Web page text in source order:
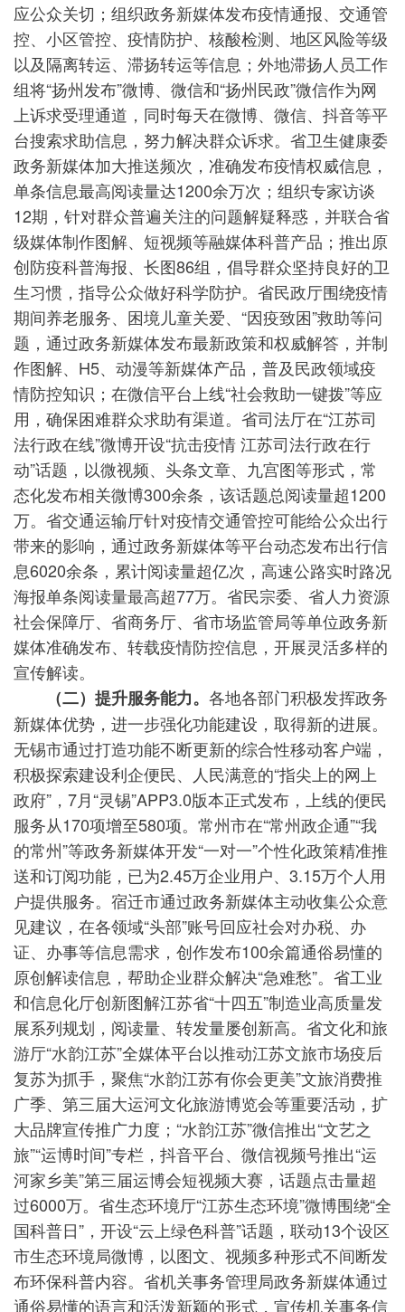
应公众关切；组织政务新媒体发布疫情通报、交通管
控、小区管控、疫情防护、核酸检测、地区风险等级
以及隔离转运、滞扬转运等信息；外地滞扬人员工作
组将“扬州发布”微博、微信和“扬州民政”微信作为网
上诉求受理通道，同时每天在微博、微信、抖音等平
台搜索求助信息，努力解决群众诉求。省卫生健康委
政务新媒体加大推送频次，准确发布疫情权威信息，
单条信息最高阅读量达1200余万次；组织专家访谈
12期，针对群众普遍关注的问题解疑释惑，并联合省
级媒体制作图解、短视频等融媒体科普产品；推出原
创防疫科普海报、长图86组，倡导群众坚持良好的卫
生习惯，指导公众做好科学防护。省民政厅围绕疫情
期间养老服务、困境儿童关爱、“因疫致困”救助等问
题，通过政务新媒体发布最新政策和权威解答，并制
作图解、H5、动漫等新媒体产品，普及民政领域疫
情防控知识；在微信平台上线“社会救助一键拨”等应
用，确保困难群众求助有渠道。省司法厅在“江苏司
法行政在线”微博开设“抗击疫情 江苏司法行政在行
动”话题，以微视频、头条文章、九宫图等形式，常
态化发布相关微博300余条，该话题总阅读量超1200
万。省交通运输厅针对疫情交通管控可能给公众出行
带来的影响，通过政务新媒体等平台动态发布出行信
息6020余条，累计阅读量超亿次，高速公路实时路况
海报单条阅读量最高超77万。省民宗委、省人力资源
社会保障厅、省商务厅、省市场监管局等单位政务新
媒体准确发布、转载疫情防控信息，开展灵活多样的
宣传解读。
（二）提升服务能力。 各地各部门积极发挥政务
新媒体优势，进一步强化功能建设，取得新的进展。
无锡市通过打造功能不断更新的综合性移动客户端，
积极探索建设利企便民、人民满意的“指尖上的网上
政府”，7月“灵锡”APP3.0版本正式发布，上线的便民
服务从170项增至580项。常州市在“常州政企通”“我
的常州”等政务新媒体开发“一对一”个性化政策精准推
送和订阅功能，已为2.45万企业用户、3.15万个人用
户提供服务。宿迁市通过政务新媒体主动收集公众意
见建议，在各领域“头部”账号回应社会对办税、办
证、办事等信息需求，创作发布100余篇通俗易懂的
原创解读信息，帮助企业群众解决“急难愁”。省工业
和信息化厅创新图解江苏省“十四五”制造业高质量发
展系列规划，阅读量、转发量屡创新高。省文化和旅
游厅“水韵江苏”全媒体平台以推动江苏文旅市场疫后
复苏为抓手，聚焦“水韵江苏有你会更美”文旅消费推
广季、第三届大运河文化旅游博览会等重要活动，扩
大品牌宣传推广力度；“水韵江苏”微信推出“文艺之
旅”“运博时间”专栏，抖音平台、微信视频号推出“运
河家乡美”第三届运博会短视频大赛，话题点击量超
过6000万。省生态环境厅“江苏生态环境”微博围绕“全
国科普日”，开设“云上绿色科普”话题，联动13个设区
市生态环境局微博，以图文、视频多种形式不间断发
布环保科普内容。省机关事务管理局政务新媒体通过
通俗易懂的语言和活泼新颖的形式，宣传机关事务信